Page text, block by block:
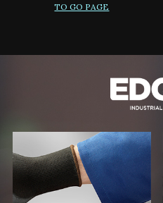
TO GO PAGE